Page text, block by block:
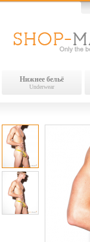
Нижнее бельё
Underwear